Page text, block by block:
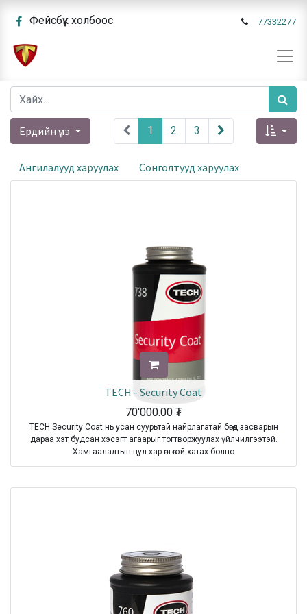
Фейсбүүк холбоос 77332277
Ердийн үнэ 1 2 3
Ангилалууд харуулах Сонголтууд харуулах
TECH - Security Coat
70'000.00₮
TECH Security Coat нь усан суурьтай найрлагатай бөгөөд засварын
дараа хэт будсан хэсэгт агаарыг тогтворжуулах үйлчилгээтэй.
Хамгаалалтын цул хар өнгөтэй хатах болно